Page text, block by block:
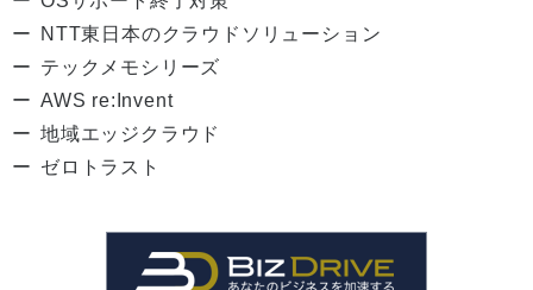
NTT東日本のクラウドソリューション
テックメモシリーズ
AWS re:Invent
地域エッジクラウド
ゼロトラスト